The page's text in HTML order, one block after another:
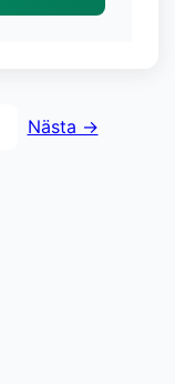
Nästa →